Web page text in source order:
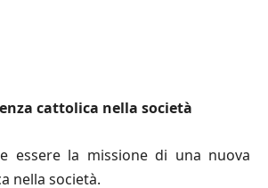
cattolica nella società
essere la missione di una nuova
nella società.